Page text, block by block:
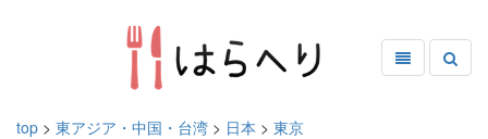
top > 東アジア・中国・台湾 > 日本 > 東京